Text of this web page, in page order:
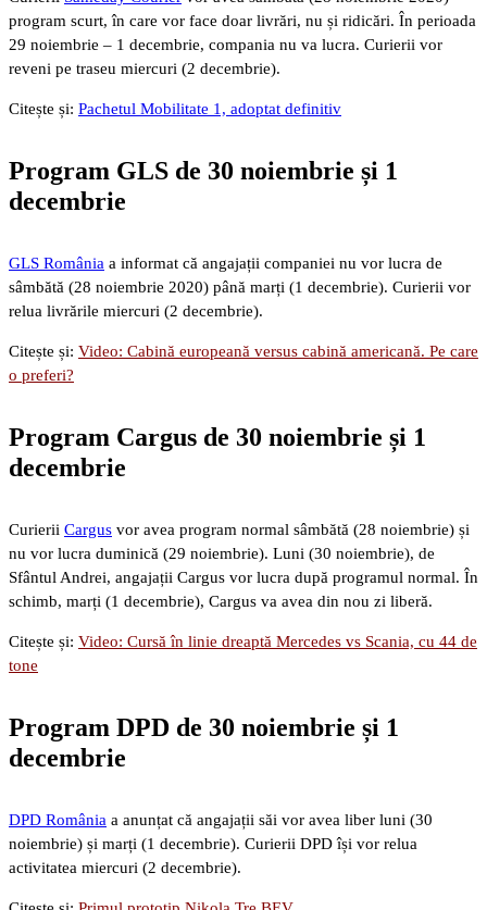
program scurt, în care vor face doar livrări, nu și ridicări. În perioada
29 noiembrie – 1 decembrie, compania nu va lucra. Curierii vor
reveni pe traseu miercuri (2 decembrie).
Citește și: Pachetul Mobilitate 1, adoptat definitiv
Program GLS de 30 noiembrie și 1
decembrie
GLS România a informat că angajații companiei nu vor lucra de
sâmbătă (28 noiembrie 2020) până marți (1 decembrie). Curierii vor
relua livrările miercuri (2 decembrie).
Citește și: Video: Cabină europeană versus cabină americană. Pe care
o preferi?
Program Cargus de 30 noiembrie și 1
decembrie
Curierii Cargus vor avea program normal sâmbătă (28 noiembrie) și
nu vor lucra duminică (29 noiembrie). Luni (30 noiembrie), de
Sfântul Andrei, angajații Cargus vor lucra după programul normal. În
schimb, marți (1 decembrie), Cargus va avea din nou zi liberă.
Citește și: Video: Cursă în linie dreaptă Mercedes vs Scania, cu 44 de
tone
Program DPD de 30 noiembrie și 1
decembrie
DPD România a anunțat că angajații săi vor avea liber luni (30
noiembrie) și marți (1 decembrie). Curierii DPD își vor relua
activitatea miercuri (2 decembrie).